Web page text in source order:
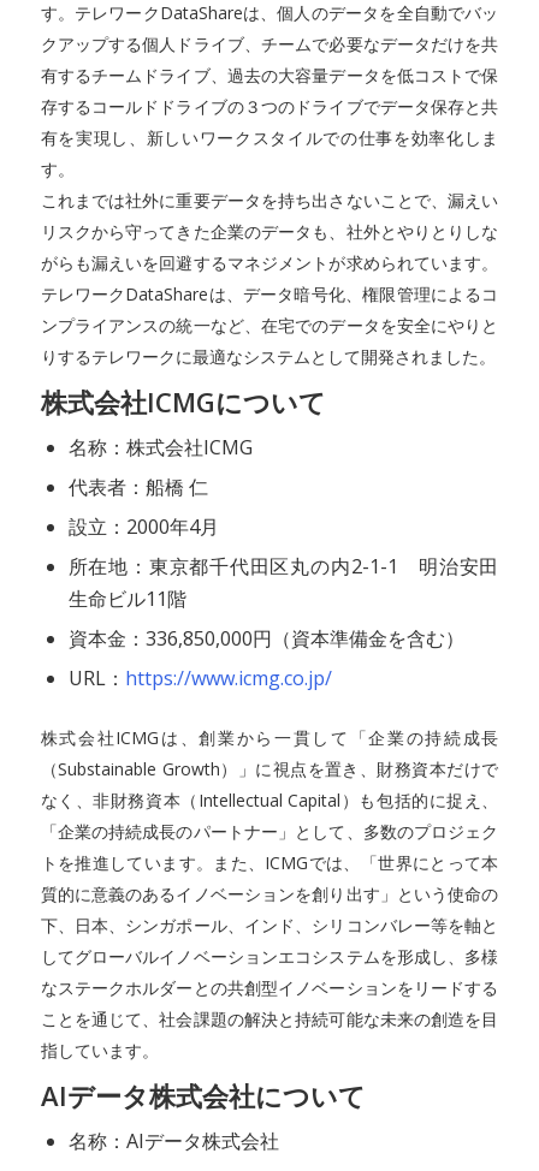
す。テレワークDataShareは、個人のデータを全自動でバッ
クアップする個人ドライブ、チームで必要なデータだけを共
有するチームドライブ、過去の大容量データを低コストで保
存するコールドドライブの３つのドライブでデータ保存と共
有を実現し、新しいワークスタイルでの仕事を効率化しま
す。
これまでは社外に重要データを持ち出さないことで、漏えい
リスクから守ってきた企業のデータも、社外とやりとりしな
がらも漏えいを回避するマネジメントが求められています。
テレワークDataShareは、データ暗号化、権限管理によるコ
ンプライアンスの統一など、在宅でのデータを安全にやりと
りするテレワークに最適なシステムとして開発されました。
株式会社ICMGについて
名称：株式会社ICMG
代表者：船橋 仁
設立：2000年4月
所在地：東京都千代田区丸の内2-1-1 明治安田
生命ビル11階
資本金：336,850,000円（資本準備金を含む）
URL： https://www.icmg.co.jp/
株式会社ICMGは、創業から一貫して「企業の持続成長
（Substainable Growth）」に視点を置き、財務資本だけで
なく、非財務資本（Intellectual Capital）も包括的に捉え、
「企業の持続成長のパートナー」として、多数のプロジェク
トを推進しています。また、ICMGでは、「世界にとって本
質的に意義のあるイノベーションを創り出す」という使命の
下、日本、シンガポール、インド、シリコンバレー等を軸と
してグローバルイノベーションエコシステムを形成し、多様
なステークホルダーとの共創型イノベーションをリードする
ことを通じて、社会課題の解決と持続可能な未来の創造を目
指しています。
AIデータ株式会社について
名称：AIデータ株式会社